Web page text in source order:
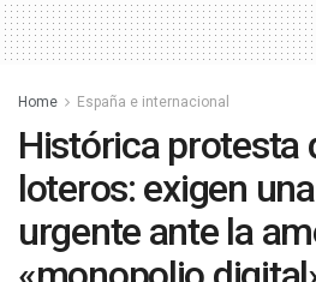
Home España e internacional
Histórica protesta
loteros: exigen
urgente ante la